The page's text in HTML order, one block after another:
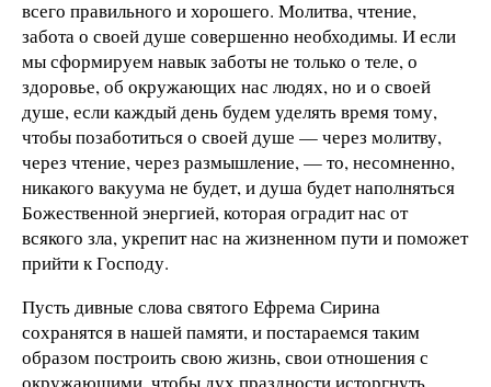
всего правильного и хорошего. Молитва, чтение,
забота о своей душе совершенно необходимы. И если
мы сформируем навык заботы не только о теле, о
здоровье, об окружающих нас людях, но и о своей
душе, если каждый день будем уделять время тому,
чтобы позаботиться о своей душе — через молитву,
через чтение, через размышление, — то, несомненно,
никакого вакуума не будет, и душа будет наполняться
Божественной энергией, которая оградит нас от
всякого зла, укрепит нас на жизненном пути и поможет
прийти к Господу.
Пусть дивные слова святого Ефрема Сирина
сохранятся в нашей памяти, и постараемся таким
образом построить свою жизнь, свои отношения с